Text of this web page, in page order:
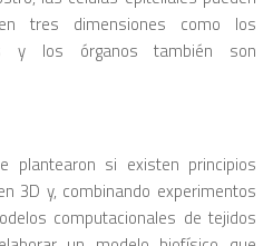
tres dimensiones como los
y los órganos también son
plantearon si existen principios
3D y, combinando experimentos
computacionales de tejidos